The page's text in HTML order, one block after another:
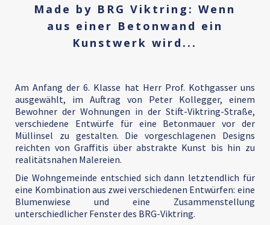
Made by BRG Viktring: Wenn
aus einer Betonwand ein
Kunstwerk wird...
Am Anfang der 6. Klasse hat Herr Prof. Kothgasser uns
ausgewählt, im Auftrag von Peter Kollegger, einem
Bewohner der Wohnungen in der Stift-Viktring-Straße,
verschiedene Entwürfe für eine Betonmauer vor der
Müllinsel zu gestalten. Die vorgeschlagenen Designs
reichten von Graffitis über abstrakte Kunst bis hin zu
realitätsnahen Malereien.
Die Wohngemeinde entschied sich dann letztendlich für
eine Kombination aus zwei verschiedenen Entwürfen: eine
Blumenwiese und eine Zusammenstellung
unterschiedlicher Fenster des BRG-Viktring.